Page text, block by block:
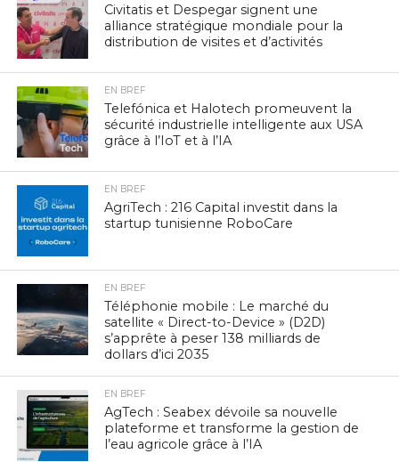
Civitatis et Despegar signent une
alliance stratégique mondiale pour la
distribution de visites et d’activités
EN BREF
Telefónica et Halotech promeuvent la
sécurité industrielle intelligente aux USA
grâce à l’IoT et à l’IA
EN BREF
AgriTech : 216 Capital investit dans la
startup tunisienne RoboCare
EN BREF
Téléphonie mobile : Le marché du
satellite « Direct-to-Device » (D2D)
s’apprête à peser 138 milliards de
dollars d’ici 2035
EN BREF
AgTech : Seabex dévoile sa nouvelle
plateforme et transforme la gestion de
l’eau agricole grâce à l’IA